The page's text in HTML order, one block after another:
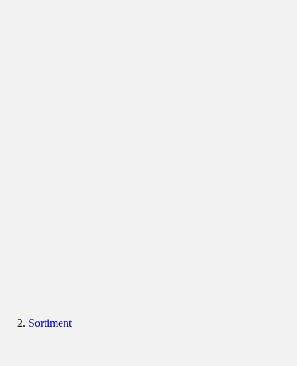
Sortiment